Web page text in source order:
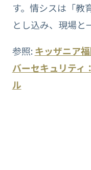
す。情シスは「教
とし込み、現場と
参照: キッザニア
バーセキュリティ
ル